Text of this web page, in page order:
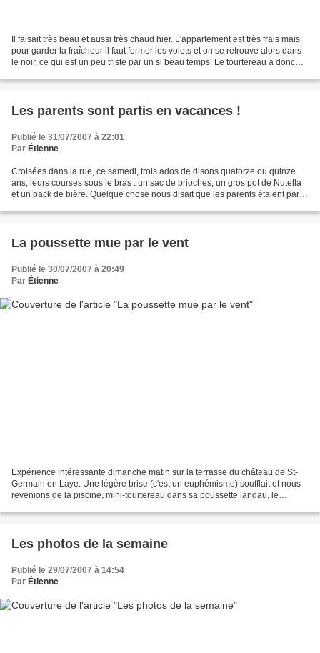
Il faisait très beau et aussi très chaud hier. L'appartement est très frais mais
pour garder la fraîcheur il faut fermer les volets et on se retrouve alors dans
le noir, ce qui est un peu triste par un si beau temps. Le tourtereau a donc
Les parents sont partis en vacances !
Publié le 31/07/2007 à 22:01
Par Étienne
Croisées dans la rue, ce samedi, trois ados de disons quatorze ou quinze
ans, leurs courses sous le bras : un sac de brioches, un gros pot de Nutella
et un pack de bière. Quelque chose nous disait que les parents étaient partis
La poussette mue par le vent
Publié le 30/07/2007 à 20:49
Par Étienne
Expérience intéressante dimanche matin sur la terrasse du château de St-
Germain en Laye. Une légère brise (c'est un euphémisme) soufflait et nous
revenions de la piscine, mini-tourtereau dans sa poussette landau, le
Les photos de la semaine
Publié le 29/07/2007 à 14:54
Par Étienne